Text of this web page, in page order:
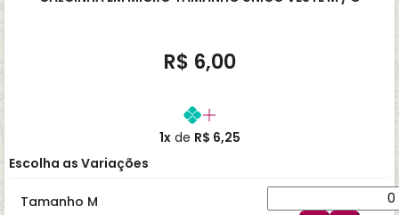
R$ 6,00
1xde R$ 6,25
Escolha as Variações
Tamanho M